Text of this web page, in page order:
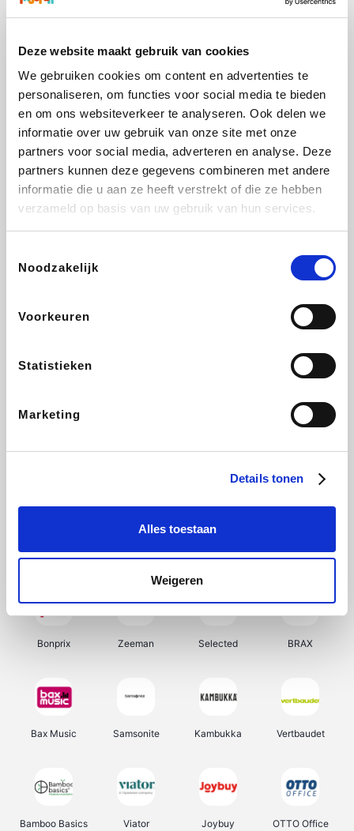
Deze website maakt gebruik van cookies
We gebruiken cookies om content en advertenties te
personaliseren, om functies voor social media te bieden
en om ons websiteverkeer te analyseren. Ook delen we
informatie over uw gebruik van onze site met onze
partners voor social media, adverteren en analyse. Deze
partners kunnen deze gegevens combineren met andere
informatie die u aan ze heeft verstrekt of die ze hebben
verzameld op basis van uw gebruik van hun services.
Noodzakelijk
Voorkeuren
Statistieken
Marketing
Details tonen
Alles toestaan
Weigeren
Sarenza Interhome Schiesser Bolt Energie
DeubaXXL
Ekoi About You
My Jewellery Tennis Point Samsung Delonghi
Bonprix Zeeman Selected BRAX
Bax Music Samsonite Kambukka Vertbaudet
Bamboo Basics Viator Joybuy OTTO Office